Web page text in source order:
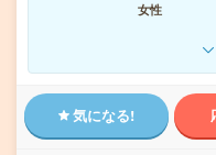
女性
気になる!